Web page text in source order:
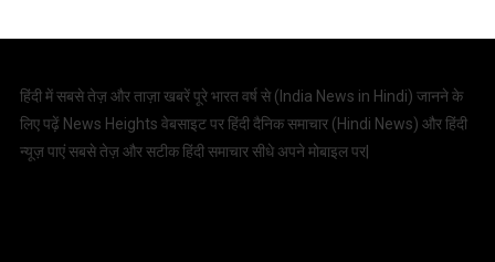
हिंदी में सबसे तेज़ और ताज़ा खबरें पूरे भारत वर्ष से ( India News in Hindi) जानने के
लिए पढ़ें News Heights वेबसाइट पर हिंदी दैनिक समाचार (Hindi News) और हिंदी
न्यूज़ पाएं सबसे तेज़ और सटीक हिंदी समाचार सीधे अपने मोबाइल पर|